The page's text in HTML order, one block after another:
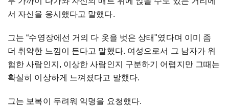
서 자신을 응시했다고 말했다.
그는 “수영장에선 거의 다 옷을 벗은 상태"였다며 이미 좀
더 취약한 느낌이 든다고 말했다. 여성으로서 그 남자가 위
험한 사람인지, 이상한 사람인지 구분하기 어렵지만 그때는
확실히 이상하게 느껴졌다고 말했다.
그는 보복이 두려워 익명을 요청했다.